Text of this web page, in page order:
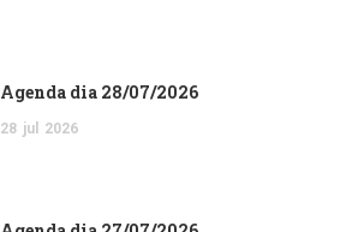
Agenda dia 28/07/2026
28 jul 2026